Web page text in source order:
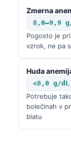
Zmerna
8,0–9,9
Pogosto je
vzrok, ne pa
Huda
<8,0 g/dL
Potrebuje
bolečinah v
blatu